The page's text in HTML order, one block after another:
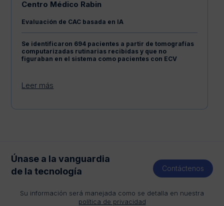
Centro Médico Rabin
Evaluación de CAC basada en IA
Se identificaron 694 pacientes a partir de tomografías
computarizadas rutinarias recibidas y que no
figuraban en el sistema como pacientes con ECV
Leer más
Únase a la vanguardia
de la tecnología
Contáctenos
Su información será manejada como se detalla en nuestra
política de privacidad